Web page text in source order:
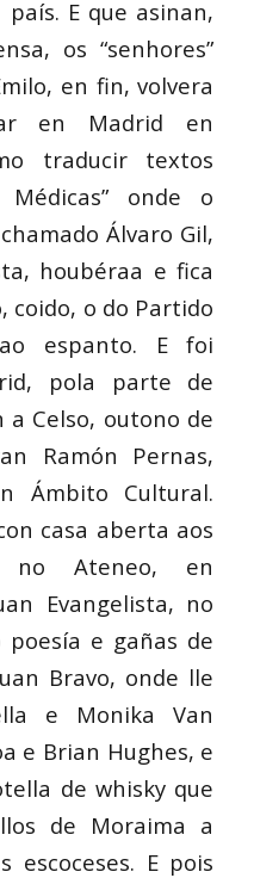
E que asinan,
os “senhores”
en fin, volvera
en Madrid en
traducir textos
onde o
Álvaro Gil,
houbéraa e fica
coido, o do Partido
espanto. E foi
pola parte de
a Celso, outono de
Ramón Pernas,
Ámbito Cultural.
casa aberta aos
no Ateneo, en
Evangelista, no
e gañas de
Bravo, onde lle
e Monika Van
e Brian Hughes, e
de whisky que
de Moraima a
escoceses. E pois